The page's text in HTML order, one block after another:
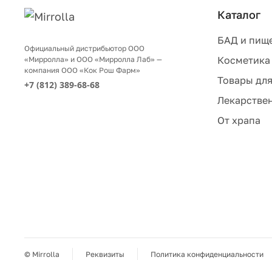
Официальный дистрибьютор ООО
«Мирролла» и ООО «Мирролла Лаб» —
компания ООО «Кок Рош Фарм»
+7 (812) 389-68-68
Каталог
БАД и
Косметика
Товары
От храпа
© Mirrolla Реквизиты Политика конфиденциальности